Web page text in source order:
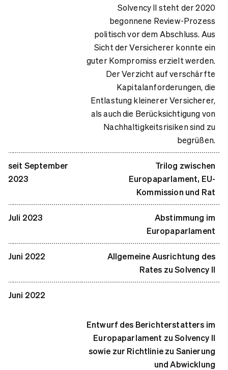
Solvency II steht der 2020
begonnene Review-Prozess
politisch vor dem Abschluss. Aus
Sicht der Versicherer konnte ein
guter Kompromiss erzielt werden.
Der Verzicht auf verschärfte
Kapitalanforderungen, die
Entlastung kleinerer Versicherer,
als auch die Berücksichtigung von
Nachhaltigkeitsrisiken sind zu
begrüßen.
seit September
2023
Trilog zwischen
Europaparlament, EU-
Kommission und Rat
Juli 2023
Abstimmung im
Europaparlament
Juni 2022
Allgemeine Ausrichtung des
Rates zu Solvency II
Juni 2022
Entwurf des Berichterstatters im
Europaparlament zu Solvency II
sowie zur Richtlinie zu Sanierung
und Abwicklung